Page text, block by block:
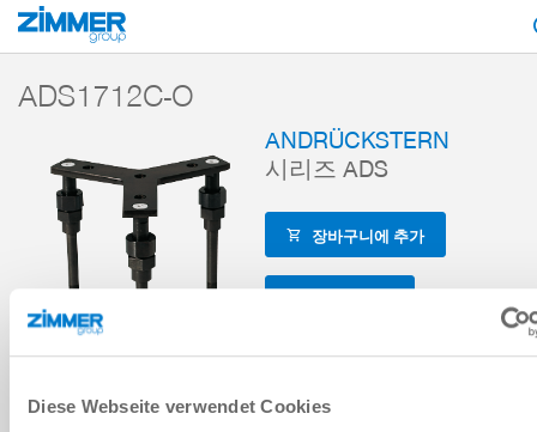
Diese Webseite verwendet Cookies
시작 제품
ADS1712C-O
ANDRÜCKSTERN
시리즈 ADS
장바구니에 추가